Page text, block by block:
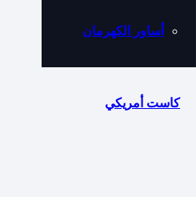
أساور الكهرمان
كاست أمريكي